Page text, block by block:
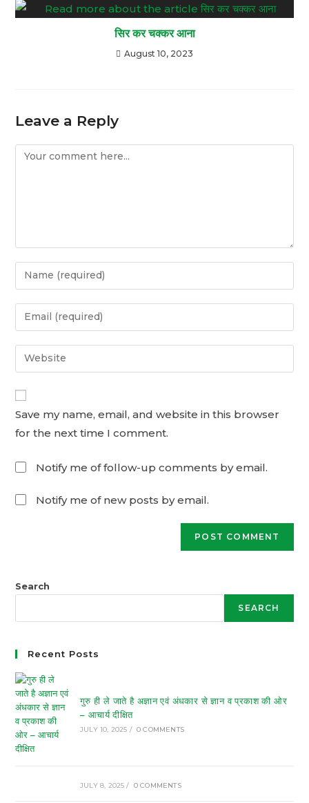
सिर कर चक्कर आना
August 10, 2023
Leave a Reply
Save my name, email, and website in this browser
for the next time I comment.
Notify me of follow-up comments by email.
Notify me of new posts by email.
Search
SEARCH
Recent Posts
गुरु ही ले जाते है अज्ञान एवं अंधकार से ज्ञान व प्रकाश की ओर
– आचार्य दीक्षित
JULY 10, 2025 / 0 COMMENTS
JULY 8, 2025 / 0 COMMENTS